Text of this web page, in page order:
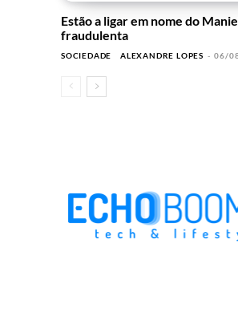
Estão a ligar em nome do
fraudulenta
SOCIEDADE ALEXANDRE LOPES - 06/